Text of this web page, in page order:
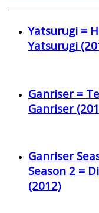
Yatsurugi =
Yatsurugi
Ganriser =
Ganriser
Ganriser
Season 2 =
(2012)